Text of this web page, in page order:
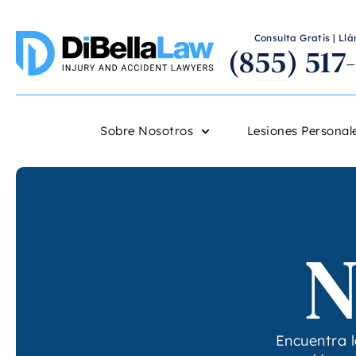
Consulta Gratis |
(855)
Sobre Nosotros Lesiones
Encuentra